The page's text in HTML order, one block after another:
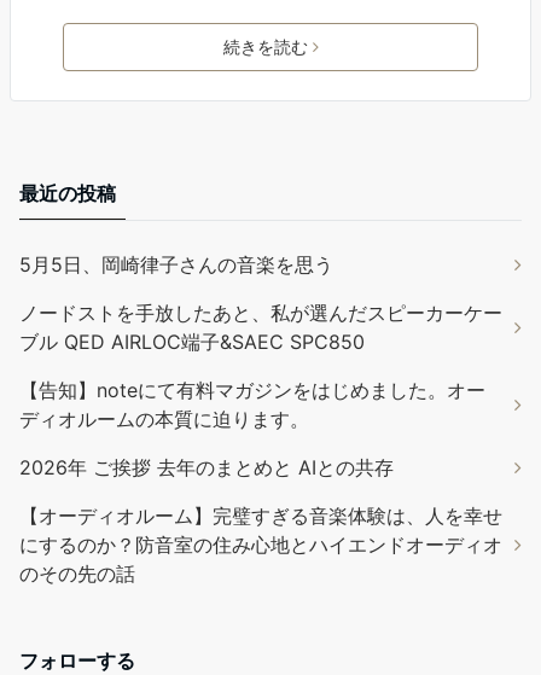
続きを読む
最近の投稿
5月5日、岡崎律子さんの音楽を思う
ノードストを手放したあと、私が選んだスピーカーケー
ブル QED AIRLOC端子&SAEC SPC850
【告知】noteにて有料マガジンをはじめました。オー
ディオルームの本質に迫ります。
2026年 ご挨拶 去年のまとめと AIとの共存
【オーディオルーム】完璧すぎる音楽体験は、人を幸せ
にするのか？防音室の住み心地とハイエンドオーディオ
のその先の話
フォローする